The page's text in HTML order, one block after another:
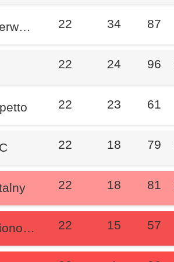
22 34 87
22 24 96
22 23 61
22 18 79
22 18 81
22 15 57